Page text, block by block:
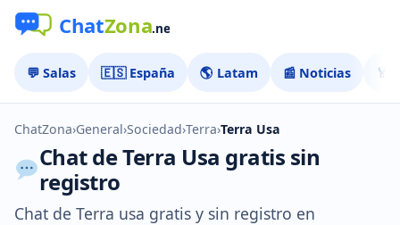
💬 Salas 🇪🇸 España 🌎 Latam 📰 Noticias 🏅
ChatZona›General›Sociedad›Terra›Terra Usa
Chat de Terra Usa gratis sin
registro
Chat de Terra usa gratis y sin registro en